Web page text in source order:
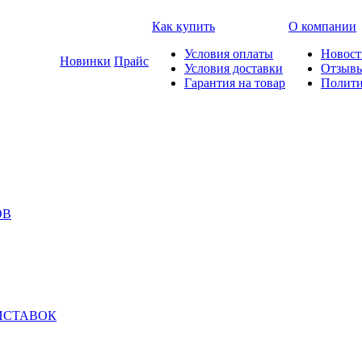
Новинки Прайс
Как купить
Условия оплаты
Условия доставки
Гарантия на товар
О компании